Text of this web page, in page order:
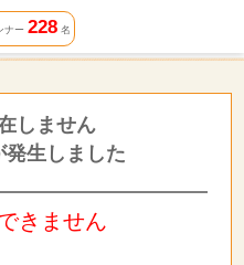
ナー 228名
しません
発生しました
きません